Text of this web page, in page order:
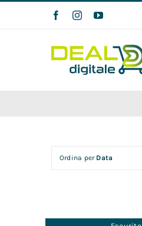
Ordina per Data